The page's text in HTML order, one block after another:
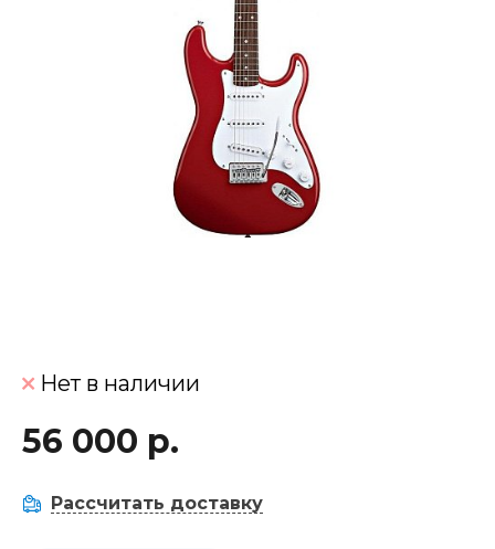
Нет в наличии
56 000 р.
Рассчитать доставку